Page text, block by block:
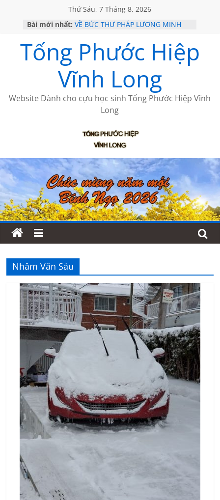
Thứ Sáu, 7 Tháng 8, 2026
Bài mới nhất: VỀ BỨC THƯ PHÁP LƯƠNG MINH
HỌC SỬ HỒI XƯA
MỘT ĐỜI ĐI QUA NHỮNG TRANG
SÁCH
BẤT CHỢT CỦA CHÂU LỆ DUNG
CÀ PHÊ NGẮM NÚI
Tống Phước Hiệp
Vĩnh Long
Website Dành cho cựu học sinh Tống Phước Hiệp Vĩnh
Long
Nhâm Văn Sáu